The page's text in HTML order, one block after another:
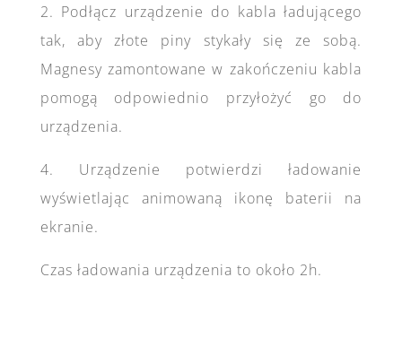
2. Podłącz urządzenie do kabla ładującego
tak, aby złote piny stykały się ze sobą.
Magnesy zamontowane w zakończeniu kabla
pomogą odpowiednio przyłożyć go do
urządzenia.
4. Urządzenie potwierdzi ładowanie
wyświetlając animowaną ikonę baterii na
ekranie.
Czas ładowania urządzenia to około 2h.